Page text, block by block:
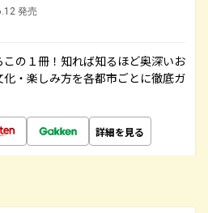
発売
の１冊！知れば知るほど奥深いお
・楽しみ方を各都市ごとに徹底ガ
詳細を見る